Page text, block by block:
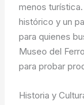
menos
histórico y un
para quienes
Museo del
para probar
Historia y